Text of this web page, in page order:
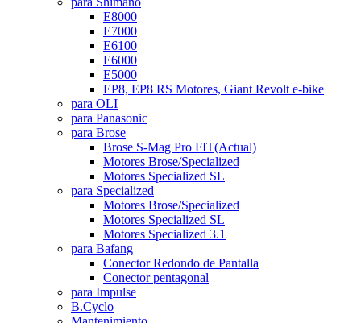
E8000
E7000
E6100
E6000
E5000
EP8, EP8 RS Motores, Giant Revolt e-bike
para OLI
para Panasonic
para Brose
Brose S-Mag Pro FIT(Actual)
Motores Brose/Specialized
Motores Specialized SL
para Specialized
Motores Brose/Specialized
Motores Specialized SL
Motores Specialized 3.1
para Bafang
Conector Redondo de Pantalla
Conector pentagonal
para Impulse
B.Cyclo